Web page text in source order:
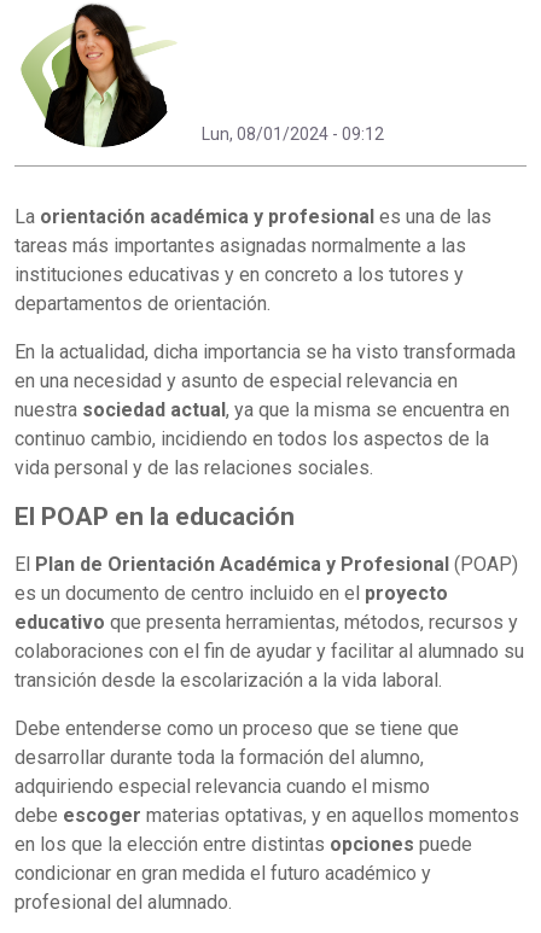
Lun, 08/01/2024 - 09:12
La orientación académica y profesional es una de las
tareas más importantes asignadas normalmente a las
instituciones educativas y en concreto a los tutores y
departamentos de orientación.
En la actualidad, dicha importancia se ha visto transformada
en una necesidad y asunto de especial relevancia en
nuestra sociedad actual, ya que la misma se encuentra en
continuo cambio, incidiendo en todos los aspectos de la
vida personal y de las relaciones sociales.
El POAP en la educación
El Plan de Orientación Académica y Profesional (POAP)
es un documento de centro incluido en el proyecto
educativo que presenta herramientas, métodos, recursos y
colaboraciones con el fin de ayudar y facilitar al alumnado su
transición desde la escolarización a la vida laboral.
Debe entenderse como un proceso que se tiene que
desarrollar durante toda la formación del alumno,
adquiriendo especial relevancia cuando el mismo
debe escoger materias optativas, y en aquellos momentos
en los que la elección entre distintas opciones puede
condicionar en gran medida el futuro académico y
profesional del alumnado.